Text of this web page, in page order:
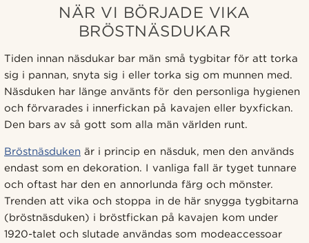
NÄR VI BÖRJADE VIKA
BRÖSTNÄSDUKAR
Tiden innan näsdukar bar män små tygbitar för att torka
sig i pannan, snyta sig i eller torka sig om munnen med.
Näsduken har länge använts för den personliga hygienen
och förvarades i innerfickan på kavajen eller byxfickan.
Den bars av så gott som alla män världen runt.
Bröstnäsduken är i princip en näsduk, men den används
endast som en dekoration. I vanliga fall är tyget tunnare
och oftast har den en annorlunda färg och mönster.
Trenden att vika och stoppa in de här snygga tygbitarna
(bröstnäsduken) i bröstfickan på kavajen kom under
1920-talet och slutade användas som modeaccessoar